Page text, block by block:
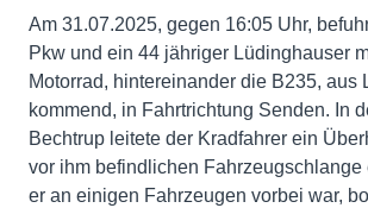
Am 31.07.2025, gegen 16:05 Uhr,
Pkw und ein 44 jähriger Lüdinghauser
Motorrad, hintereinander die B235, aus
kommend, in Fahrtrichtung Senden. In
Bechtrup leitete der Kradfahrer ein
vor ihm befindlichen Fahrzeugschlange
er an einigen Fahrzeugen vorbei war,